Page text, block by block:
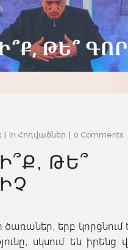
In Հոդվածներ 0 Comments
ԹԵ՞
ծառաներ, երբ կորցնում
, սկսում են իրենց